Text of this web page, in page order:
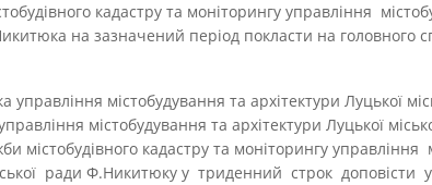
кадастру та моніторингу управління
на зазначений період покласти на головного
управління містобудування та архітектури Луцької
містобудування та архітектури Луцької
містобудівного кадастру та моніторингу управління
ради Ф.Никитюку у триденний строк